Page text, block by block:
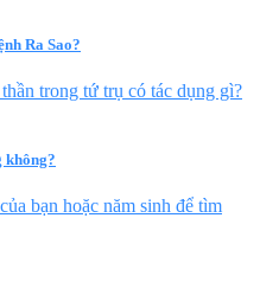
Ra Sao?
trong tứ trụ có tác dụng gì?
không?
bạn hoặc năm sinh để tìm